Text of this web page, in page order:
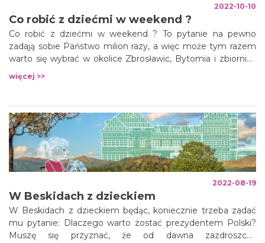
2022-10-10
Co robić z dziećmi w weekend ?
Co robić z dziećmi w weekend ? To pytanie na pewno
zadają sobie Państwo milion razy, a więc może tym razem
warto się wybrać w okolice Zbrosławic, Bytomia i zbiornika
Nakło-Chechło? Widzieli kiedyś Państwo maluchy, które z
otwartymi z zachwytu buziami stoją przy ogromnym
więcej >>
2022-08-19
W Beskidach z dzieckiem
W Beskidach z dzieckiem będąc, koniecznie trzeba zadać
mu pytanie: Dlaczego warto zostać prezydentem Polski?
Muszę się przyznać, że od dawna zazdroszczę